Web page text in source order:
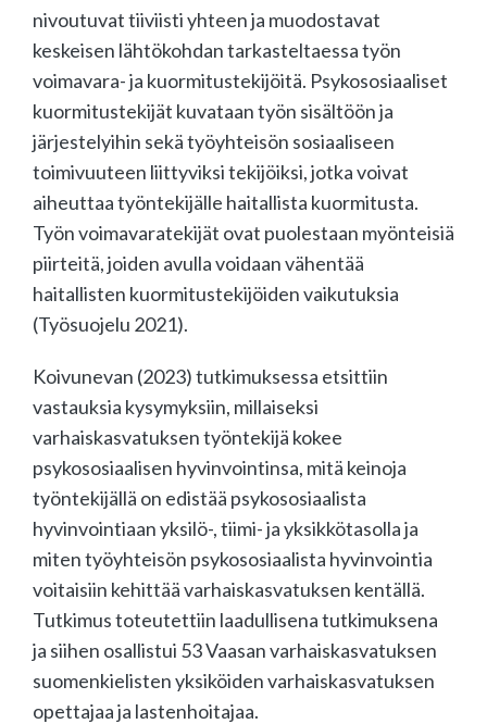
nivoutuvat tiiviisti yhteen ja muodostavat
keskeisen lähtökohdan tarkasteltaessa työn
voimavara- ja kuormitustekijöitä. Psykososiaaliset
kuormitustekijät kuvataan työn sisältöön ja
järjestelyihin sekä työyhteisön sosiaaliseen
toimivuuteen liittyviksi tekijöiksi, jotka voivat
aiheuttaa työntekijälle haitallista kuormitusta.
Työn voimavaratekijät ovat puolestaan myönteisiä
piirteitä, joiden avulla voidaan vähentää
haitallisten kuormitustekijöiden vaikutuksia
(Työsuojelu 2021).
Koivunevan (2023) tutkimuksessa etsittiin
vastauksia kysymyksiin, millaiseksi
varhaiskasvatuksen työntekijä kokee
psykososiaalisen hyvinvointinsa, mitä keinoja
työntekijällä on edistää psykososiaalista
hyvinvointiaan yksilö-, tiimi- ja yksikkötasolla ja
miten työyhteisön psykososiaalista hyvinvointia
voitaisiin kehittää varhaiskasvatuksen kentällä.
Tutkimus toteutettiin laadullisena tutkimuksena
ja siihen osallistui 53 Vaasan varhaiskasvatuksen
suomenkielisten yksiköiden varhaiskasvatuksen
opettajaa ja lastenhoitajaa.